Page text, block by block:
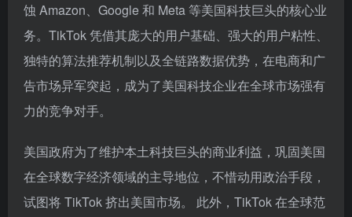
蚀 Amazon、Google 和 Meta 等美国科技巨头的核心业
务。TikTok 凭借其庞大的用户基础、强大的用户粘性、
独特的算法推荐机制以及全链路数据优势，在电商和广
告市场异军突起，成为了美国科技企业在全球市场强有
力的竞争对手。
美国政府为了维护本土科技巨头的商业利益，巩固美国
在全球数字经济领域的主导地位，不惜动用政治手段，
试图将 TikTok 挤出美国市场。 此外，TikTok 在全球范